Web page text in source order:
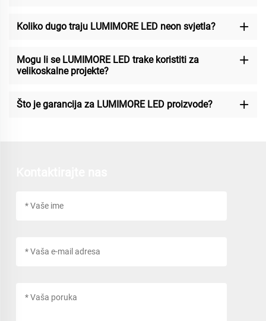
Koliko dugo traju LUMIMORE LED neon svjetla?
Mogu li se LUMIMORE LED trake koristiti za
velikoskalne projekte?
Što je garancija za LUMIMORE LED proizvode?